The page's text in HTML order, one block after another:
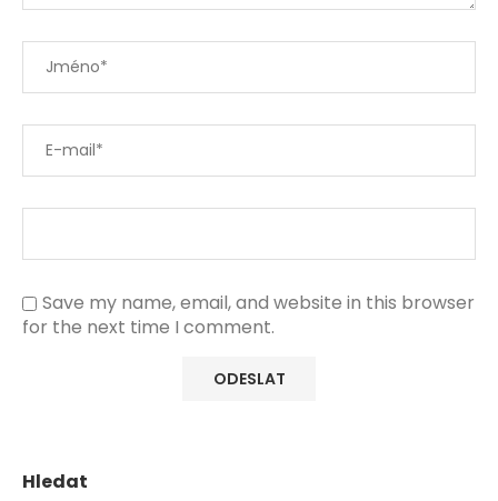
Save my name, email, and website in this browser
for the next time I comment.
Hledat